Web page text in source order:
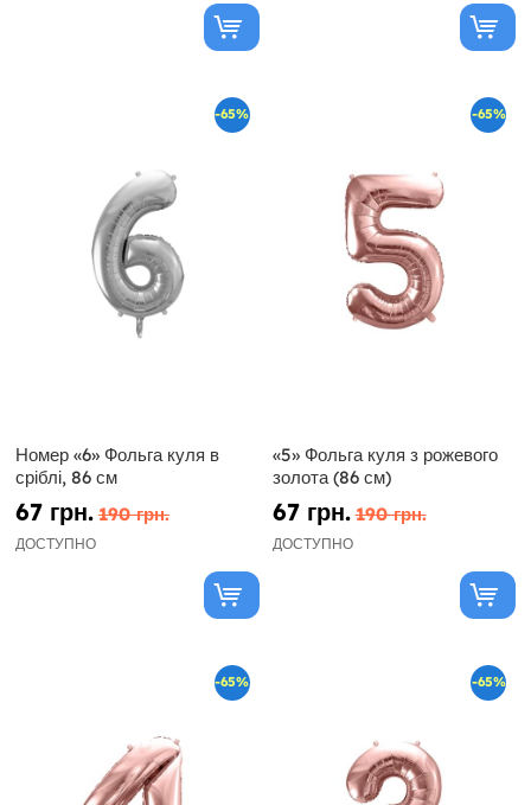
-65%
Номер «6» Фольга куля в
сріблі, 86 см
67 грн. 190 грн.
ДОСТУПНО
-65%
«5» Фольга куля з рожевого
золота (86 см)
67 грн. 190 грн.
ДОСТУПНО
-65% -65%